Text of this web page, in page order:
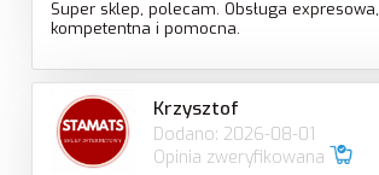
Super sklep, polecam. Obsługa expresowa,
kompetentna i pomocna.
Krzysztof
Dodano: 2026-08-01
Opinia zweryfikowana